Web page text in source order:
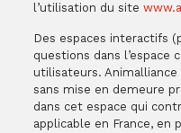
l’utilisation du site
Des espaces interactifs
questions dans l’espace
utilisateurs.
sans mise en demeure
dans cet espace qui
applicable en France, en